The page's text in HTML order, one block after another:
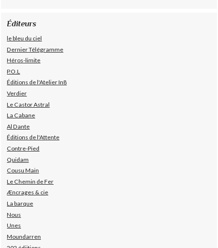
Éditeurs
le bleu du ciel
Dernier Télégramme
Héros-limite
P.O.L
Éditions de l'Atelier In8
Verdier
Le Castor Astral
La Cabane
Al Dante
Éditions de l'Attente
Contre-Pied
Quidam
Cousu Main
Le Chemin de Fer
Æncrages & cie
La barque
Nous
Unes
Moundarren